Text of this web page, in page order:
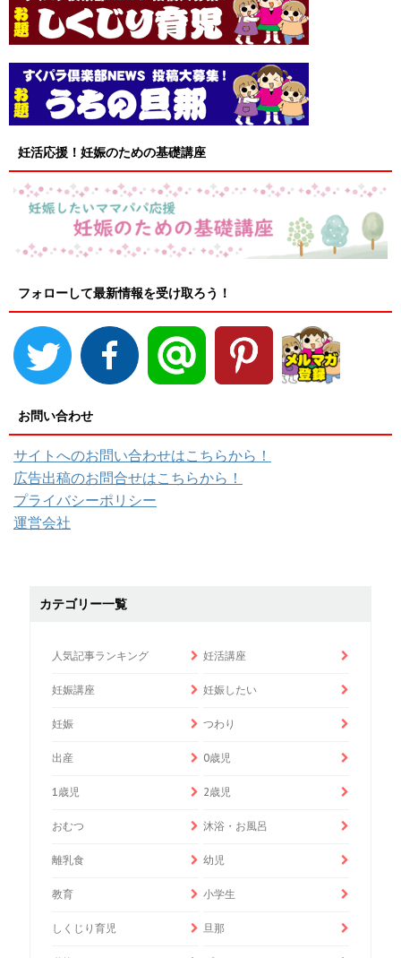
妊活応援！妊娠のための基礎講座
フォローして最新情報を受け取ろう！
お問い合わせ
サイトへのお問い合わせはこちらから！
広告出稿のお問合せはこちらから！
プライバシーポリシー
運営会社
カテゴリー一覧
人気記事ランキング 妊活講座
妊娠講座 妊娠したい
妊娠 つわり
出産 0歳児
1歳児 2歳児
おむつ 沐浴・お風呂
離乳食 幼児
教育 小学生
しくじり育児 旦那